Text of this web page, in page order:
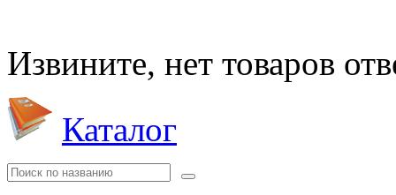
Извините, нет товаров
Каталог